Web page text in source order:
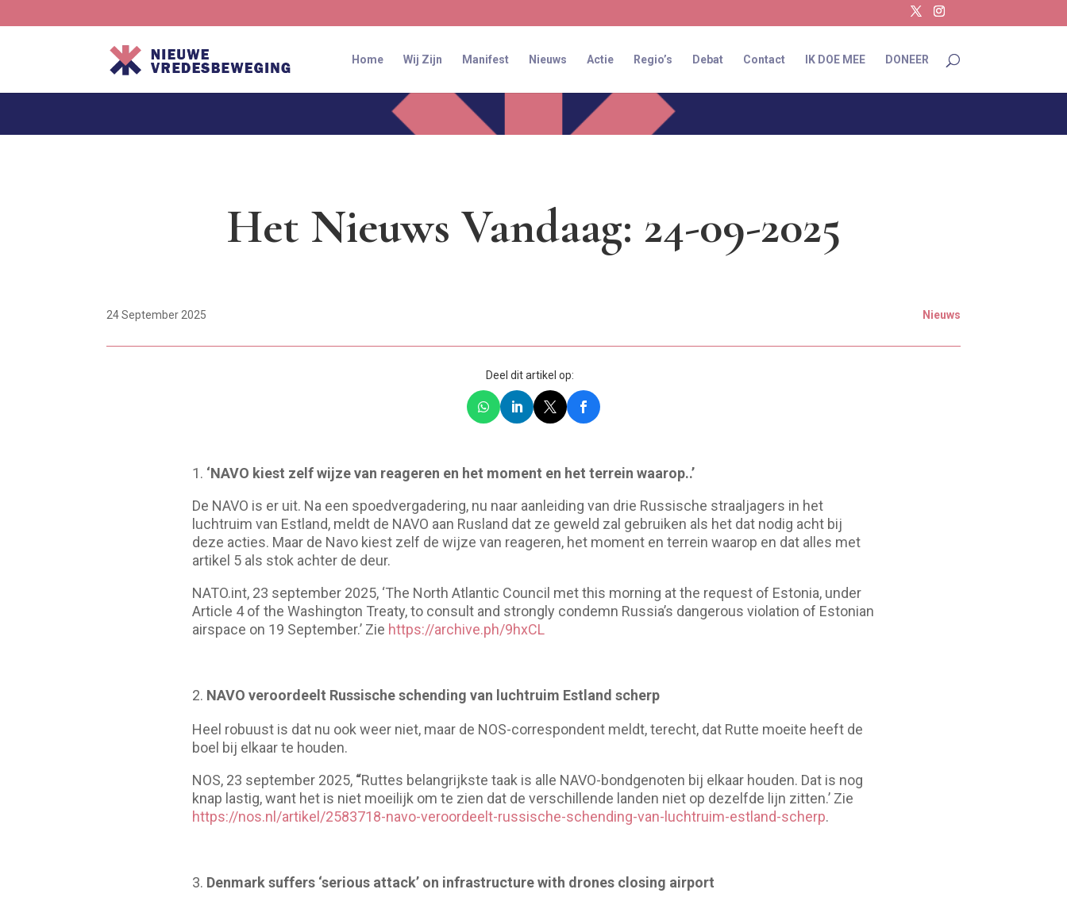
Home Wij Zijn Manifest Nieuws Actie Regio’s Debat Contact IK DOE MEE DONEER
Het Nieuws Vandaag: 24-09-2025
24 September 2025 Nieuws
Deel dit artikel op:
1. ‘NAVO kiest zelf wijze van reageren en het moment en het terrein waarop..’
De NAVO is er uit. Na een spoedvergadering, nu naar aanleiding van drie Russische straaljagers in het
luchtruim van Estland, meldt de NAVO aan Rusland dat ze geweld zal gebruiken als het dat nodig acht bij
deze acties. Maar de Navo kiest zelf de wijze van reageren, het moment en terrein waarop en dat alles met
artikel 5 als stok achter de deur.
NATO.int, 23 september 2025, ‘The North Atlantic Council met this morning at the request of Estonia, under
Article 4 of the Washington Treaty, to consult and strongly condemn Russia’s dangerous violation of Estonian
airspace on 19 September.’ Zie https://archive.ph/9hxCL
NAVO veroordeelt Russische schending van luchtruim Estland scherp
Heel robuust is dat nu ook weer niet, maar de NOS-correspondent meldt, terecht, dat Rutte moeite heeft de
boel bij elkaar te houden.
NOS, 23 september 2025, “Ruttes belangrijkste taak is alle NAVO-bondgenoten bij elkaar houden. Dat is nog
knap lastig, want het is niet moeilijk om te zien dat de verschillende landen niet op dezelfde lijn zitten.’ Zie
https://nos.nl/artikel/2583718-navo-veroordeelt-russische-schending-van-luchtruim-estland-scherp.
Denmark suffers ‘serious attack’ on infrastructure with drones closing airport